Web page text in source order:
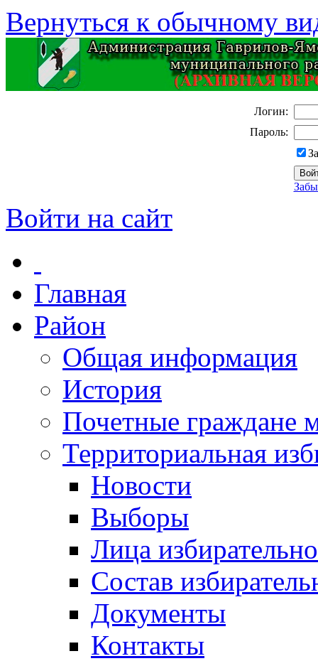
Вернуться к обычному
Логин:
Пароль:
Войти на сайт
Главная
Район
Общая информация
История
Почетные граждане
Территориальная
Новости
Выборы
Лица
Состав
Документы
Контакты